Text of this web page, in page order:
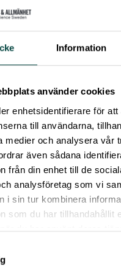
Information
använder cookies
enhetsidentifierare för
till användarna,
medier och analysera vår
även sådana
från din enhet till de
analysföretag som vi
i sin tur kombinera
som du har tillhandahållit
du har använt deras
vad som hände under
högskola
vatten
farmi Skåne,
på en guidad rundtur för
ekologisk odling under
lärstationer fick
jordens funktioner med
som utfördes var en del
arbetar för att öka
besökarna jordens
det in till
fullt med interaktiva